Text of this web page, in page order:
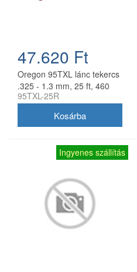
47.620 Ft
Oregon 95TXL lánc tekercs
.325 - 1.3 mm, 25 ft, 460
szem
95TXL-25R
Ingyenes szállítás